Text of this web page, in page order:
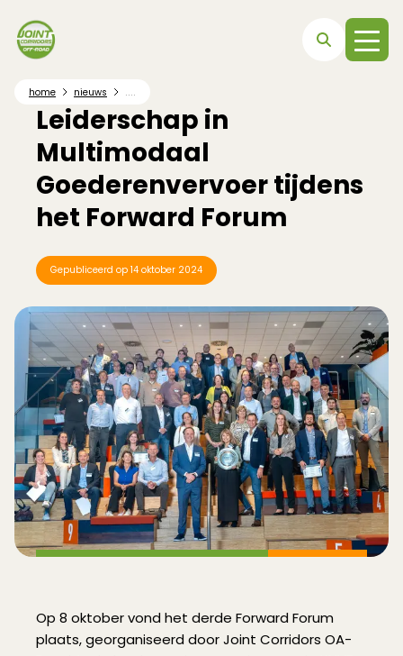
home nieuws ....
Leiderschap in
Multimodaal
Goederenvervoer tijdens
het Forward Forum
Gepubliceerd op 14 oktober 2024
Op 8 oktober vond het derde Forward Forum
plaats, georganiseerd door Joint Corridors OA-